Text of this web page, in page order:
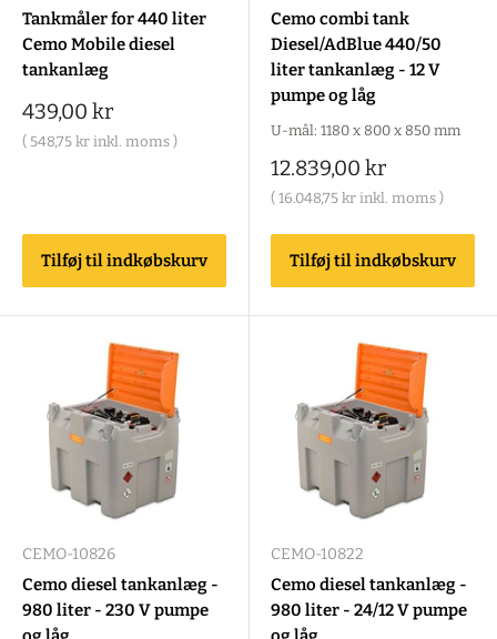
Tankmåler for 440 liter
Cemo Mobile diesel
tankanlæg
Salgspris
439,00 kr
( 548,75 kr inkl. moms )
Tilføj til indkøbskurv
Cemo combi tank
Diesel/AdBlue 440/50
liter tankanlæg - 12 V
pumpe og låg
U-mål: 1180 x 800 x 850 mm
Salgspris
12.839,00 kr
( 16.048,75 kr inkl. moms )
Tilføj til indkøbskurv
CEMO-10826
Cemo diesel tankanlæg -
980 liter - 230 V pumpe
CEMO-10822
Cemo diesel tankanlæg -
980 liter - 24/12 V pumpe